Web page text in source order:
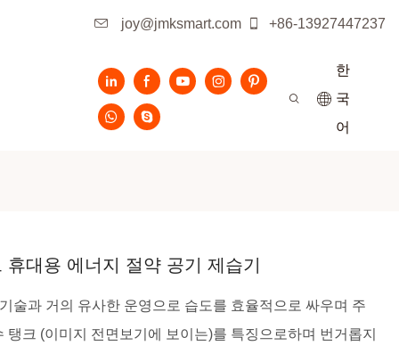
joy@jmksmart.com +86-13927447237
한
국
어
대용 에너지 절약 공기 제습기
술과 거의 유사한 운영으로 습도를 효율적으로 싸우며 주
크 (이미지 전면보기에 보이는)를 특징으로하며 번거롭지